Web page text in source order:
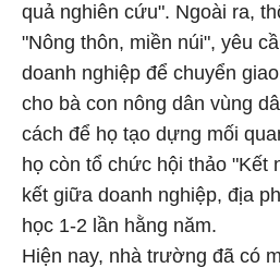
quả nghiên cứu". Ngoài ra,
"Nông thôn, miền núi", yêu
doanh nghiệp để chuyển
cho bà con nông dân vùng
cách để họ tạo dựng mối
họ còn tổ chức hội thảo "Kết
kết giữa doanh nghiệp, địa
học 1-2 lần hằng năm.
Hiện nay, nhà trường đã có